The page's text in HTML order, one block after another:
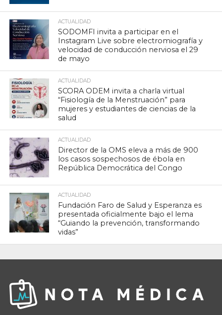
ACTUALIDAD
SODOMFI invita a participar en el
Instagram Live sobre electromiografía y
velocidad de conducción nerviosa el 29
de mayo
ACTUALIDAD
SCORA ODEM invita a charla virtual
“Fisiología de la Menstruación” para
mujeres y estudiantes de ciencias de la
salud
ACTUALIDAD
Director de la OMS eleva a más de 900
los casos sospechosos de ébola en
República Democrática del Congo
ACTUALIDAD
Fundación Faro de Salud y Esperanza es
presentada oficialmente bajo el lema
“Guiando la prevención, transformando
vidas”